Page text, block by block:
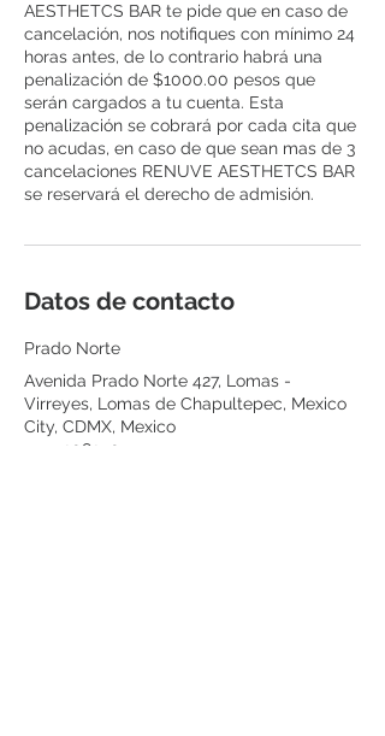
AESTHETCS BAR te pide que en caso de
cancelación, nos notifiques con mínimo 24
horas antes, de lo contrario habrá una
penalización de $1000.00 pesos que
serán cargados a tu cuenta. Esta
penalización se cobrará por cada cita que
no acudas, en caso de que sean mas de 3
cancelaciones RENUVE AESTHETCS BAR
se reservará el derecho de admisión.
Datos de contacto
Prado Norte
Avenida Prado Norte 427, Lomas -
Virreyes, Lomas de Chapultepec, Mexico
City, CDMX, Mexico
5555208290